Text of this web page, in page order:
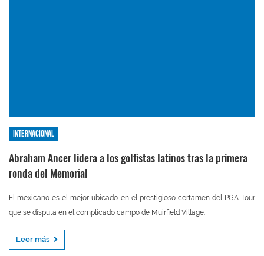
Internacional
Abraham Ancer lidera a los golfistas latinos tras la primera
ronda del Memorial
El mexicano es el mejor ubicado en el prestigioso certamen del PGA Tour
que se disputa en el complicado campo de Muirfield Village.
Leer más